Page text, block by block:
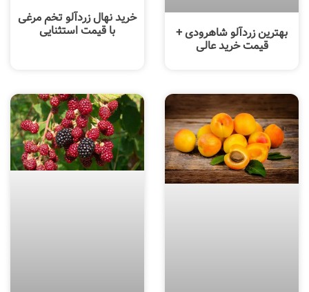
بهترین زردآلو شاهرودی +
قیمت خرید عالی
خرید نهال زردآلو تخم مرغی
با قیمت استثنایی